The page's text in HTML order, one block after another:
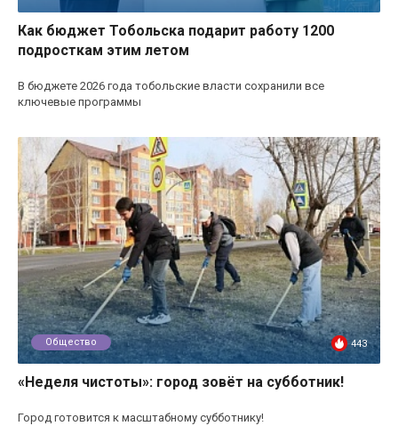
Как бюджет Тобольска подарит работу 1200
подросткам этим летом
В бюджете 2026 года тобольские власти сохранили все
ключевые программы
Общество 443
«Неделя чистоты»: город зовёт на субботник!
Город готовится к масштабному субботнику!